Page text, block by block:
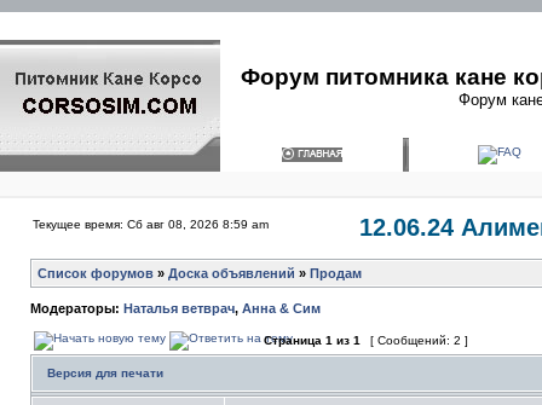
Форум питомника кане
Форум
Текущее время: Сб авг 08, 2026 8:59 am 12.06.24
Список форумов » Доска объявлений » Продам
Модераторы: Наталья ветврач, Анна & Сим
Страница 1 из 1 [ Сообщений: 2 ]
Версия для печати